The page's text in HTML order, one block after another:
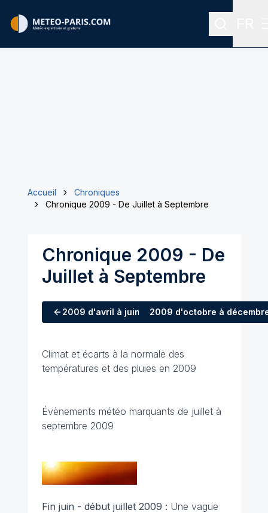
Accueil
Chroniques
Chronique 2009 - De Juillet à Septembre
Chronique 2009 - De
Juillet à Septembre
2009 d'avril à juin 2009 d'octobre à
Climat et écarts à la normale des
températures et des pluies en 2009
Évènements météo marquants de juillet à
septembre 2009
Fin juin - début juillet 2009 : Une vague